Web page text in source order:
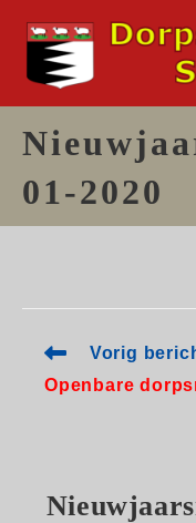
naar
inhoud
01-2020
Lees
artikelen
Vorig
Openbare